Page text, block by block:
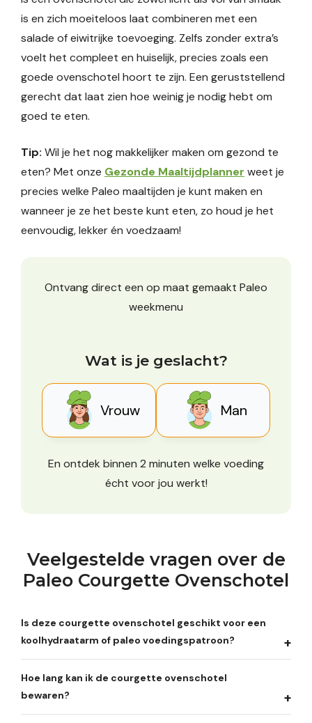
is en zich moeiteloos laat combineren met een
salade of eiwitrijke toevoeging. Zelfs zonder extra’s
voelt het compleet en huiselijk, precies zoals een
goede ovenschotel hoort te zijn. Een geruststellend
gerecht dat laat zien hoe weinig je nodig hebt om
goed te eten.
Tip: Wil je het nog makkelijker maken om gezond te
eten? Met onze Gezonde Maaltijdplanner weet je
precies welke Paleo maaltijden je kunt maken en
wanneer je ze het beste kunt eten, zo houd je het
eenvoudig, lekker én voedzaam!
Ontvang direct een op maat gemaakt Paleo
weekmenu
Wat is je geslacht?
Vrouw Man
En ontdek binnen 2 minuten welke voeding
écht voor jou werkt!
Veelgestelde vragen over de
Paleo Courgette Ovenschotel
Is deze courgette ovenschotel geschikt voor een
koolhydraatarm of paleo voedingspatroon?
Hoe lang kan ik de courgette ovenschotel
bewaren?